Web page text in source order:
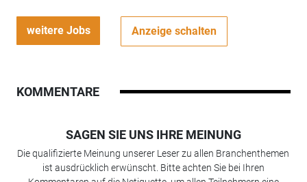
weitere Jobs Anzeige schalten
KOMMENTARE
SAGEN SIE UNS IHRE MEINUNG
Die qualifizierte Meinung unserer Leser zu allen Branchenthemen
ist ausdrücklich erwünscht. Bitte achten Sie bei Ihren